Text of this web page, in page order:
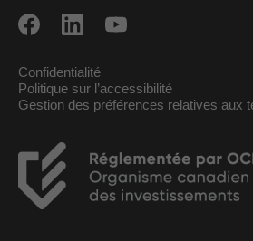
Confidentialité
Politique sur l’accessibilité
Gestion des préférences relatives aux